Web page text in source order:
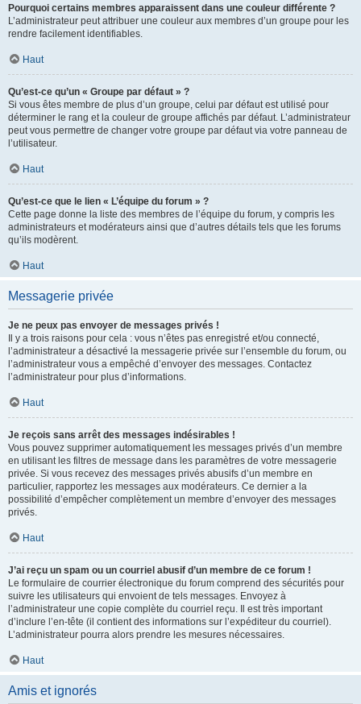
Pourquoi certains membres apparaissent dans une couleur différente ?
L’administrateur peut attribuer une couleur aux membres d’un groupe pour les
rendre facilement identifiables.
Haut
Qu’est-ce qu’un « Groupe par défaut » ?
Si vous êtes membre de plus d’un groupe, celui par défaut est utilisé pour
déterminer le rang et la couleur de groupe affichés par défaut. L’administrateur
peut vous permettre de changer votre groupe par défaut via votre panneau de
l’utilisateur.
Haut
Qu’est-ce que le lien « L’équipe du forum » ?
Cette page donne la liste des membres de l’équipe du forum, y compris les
administrateurs et modérateurs ainsi que d’autres détails tels que les forums
qu’ils modèrent.
Haut
Messagerie privée
Je ne peux pas envoyer de messages privés !
Il y a trois raisons pour cela : vous n’êtes pas enregistré et/ou connecté,
l’administrateur a désactivé la messagerie privée sur l’ensemble du forum, ou
l’administrateur vous a empêché d’envoyer des messages. Contactez
l’administrateur pour plus d’informations.
Haut
Je reçois sans arrêt des messages indésirables !
Vous pouvez supprimer automatiquement les messages privés d’un membre
en utilisant les filtres de message dans les paramètres de votre messagerie
privée. Si vous recevez des messages privés abusifs d’un membre en
particulier, rapportez les messages aux modérateurs. Ce dernier a la
possibilité d’empêcher complètement un membre d’envoyer des messages
privés.
Haut
J’ai reçu un spam ou un courriel abusif d’un membre de ce forum !
Le formulaire de courrier électronique du forum comprend des sécurités pour
suivre les utilisateurs qui envoient de tels messages. Envoyez à
l’administrateur une copie complète du courriel reçu. Il est très important
d’inclure l’en-tête (il contient des informations sur l’expéditeur du courriel).
L’administrateur pourra alors prendre les mesures nécessaires.
Haut
Amis et ignorés